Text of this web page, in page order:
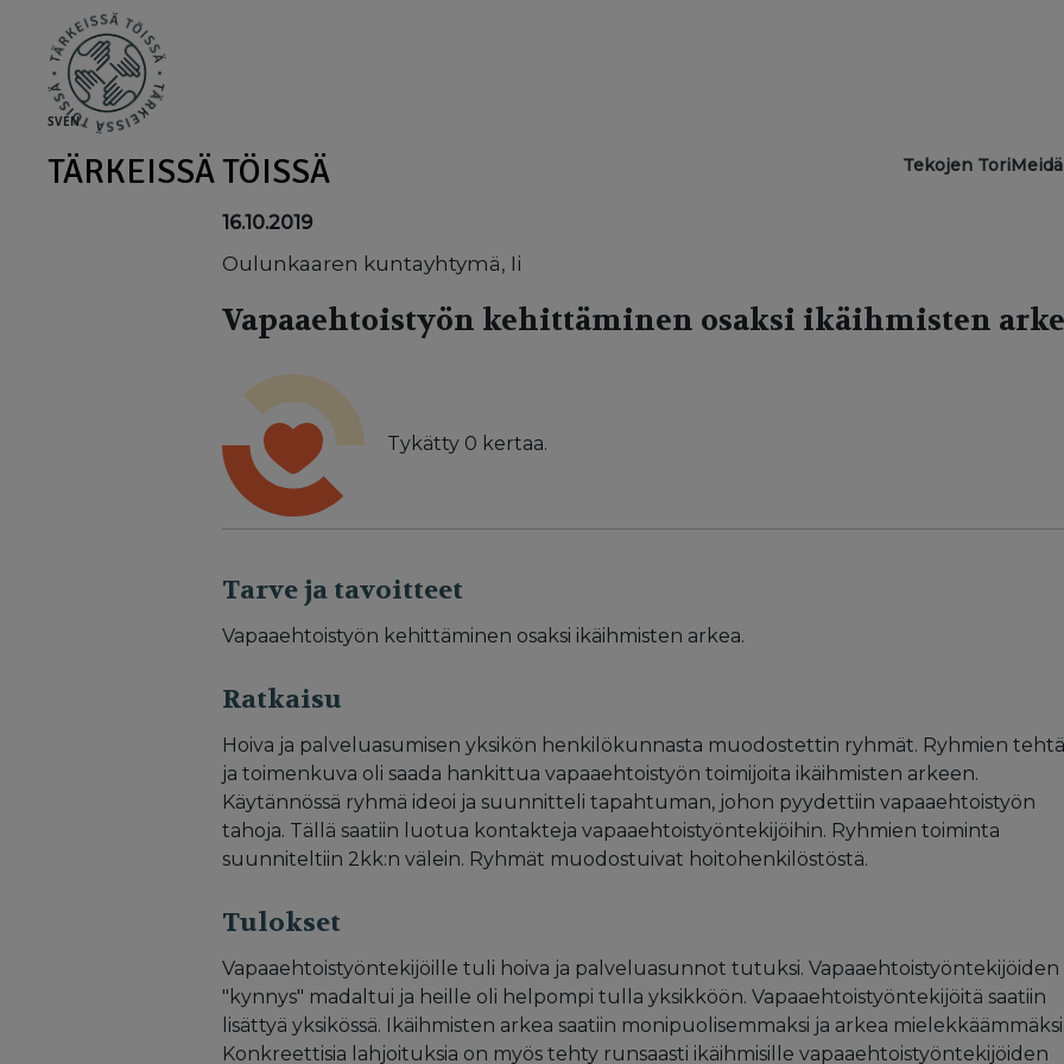
SVEN
TÄRKEISSÄ TÖISSÄ Main
Tekojen Tori
16.10.2019
Oulunkaaren kuntayhtymä, Ii
Vapaaehtoistyön kehittäminen osaksi ikäihmisten
Tykätty 0 kertaa.
Tarve ja tavoitteet
Vapaaehtoistyön kehittäminen osaksi ikäihmisten arkea.
Ratkaisu
Hoiva ja palveluasumisen yksikön henkilökunnasta muodostettin ryhmät. Ryhmien
ja toimenkuva oli saada hankittua vapaaehtoistyön toimijoita ikäihmisten arkeen.
Käytännössä ryhmä ideoi ja suunnitteli tapahtuman, johon pyydettiin vapaaehtoistyön
tahoja. Tällä saatiin luotua kontakteja vapaaehtoistyöntekijöihin. Ryhmien toiminta
suunniteltiin 2kk:n välein. Ryhmät muodostuivat hoitohenkilöstöstä.
Tulokset
Vapaaehtoistyöntekijöille tuli hoiva ja palveluasunnot tutuksi. Vapaaehtoistyöntekijöiden
"kynnys" madaltui ja heille oli helpompi tulla yksikköön. Vapaaehtoistyöntekijöitä saatiin
lisättyä yksikössä. Ikäihmisten arkea saatiin monipuolisemmaksi ja arkea mielekkäämmäksi.
Konkreettisia lahjoituksia on myös tehty runsaasti ikäihmisille vapaaehtoistyöntekijöiden